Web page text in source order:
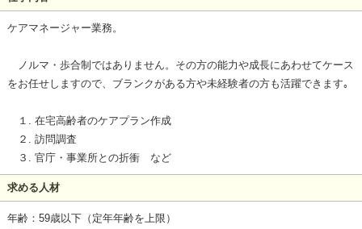
ケアマネージャー業務。
ノルマ・歩合制ではありません。その方の能力や成長にあわせてケース
をお任せしますので、ブランクがある方や未経験者の方も活躍できます｡
１. 在宅高齢者のケアプラン作成
２. 訪問調査
３. 官庁・事業所との折衝 など
求める人材
年齢：59歳以下（定年年齢を上限）